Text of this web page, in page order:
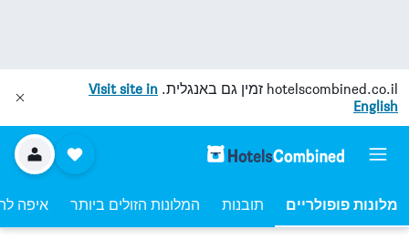
hotelscombined.co.il זמין גם באנגלית. Visit site in
English
מלונות פופולריים תובנות המלונות הזולים ביותר איפה